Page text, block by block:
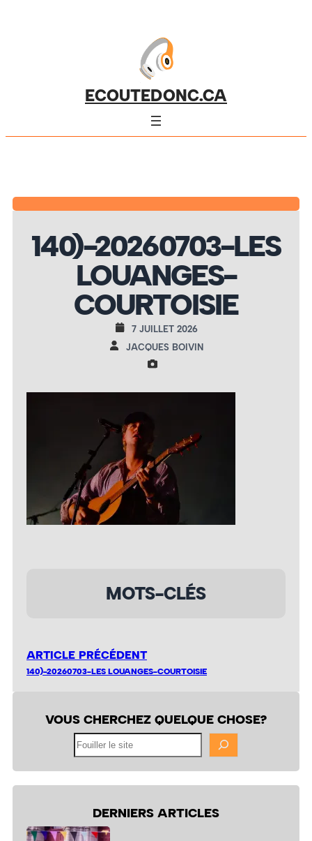
ECOUTEDONC.CA
140)-20260703-LES
LOUANGES-
COURTOISIE
7 JUILLET 2026
JACQUES BOIVIN
MOTS-CLÉS
ARTICLE PRÉCÉDENT
140)-20260703-LES LOUANGES-COURTOISIE
VOUS CHERCHEZ QUELQUE CHOSE?
DERNIERS ARTICLES